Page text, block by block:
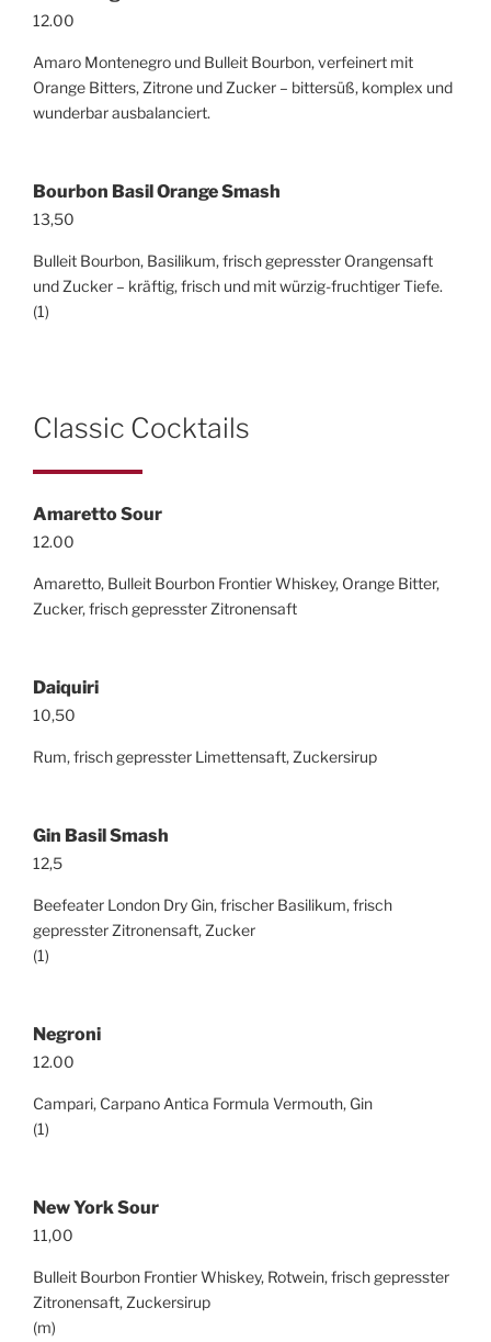
12.00
Amaro Montenegro und Bulleit Bourbon, verfeinert mit
Orange Bitters, Zitrone und Zucker – bittersüß, komplex und
wunderbar ausbalanciert.
Bourbon Basil Orange Smash
13,50
Bulleit Bourbon, Basilikum, frisch gepresster Orangensaft
und Zucker – kräftig, frisch und mit würzig-fruchtiger Tiefe.
(1)
Classic Cocktails
Amaretto Sour
12.00
Amaretto, Bulleit Bourbon Frontier Whiskey, Orange Bitter,
Zucker, frisch gepresster Zitronensaft
Daiquiri
10,50
Rum, frisch gepresster Limettensaft, Zuckersirup
Gin Basil Smash
12,5
Beefeater London Dry Gin, frischer Basilikum, frisch
gepresster Zitronensaft, Zucker
(1)
Negroni
12.00
Campari, Carpano Antica Formula Vermouth, Gin
(1)
New York Sour
11,00
Bulleit Bourbon Frontier Whiskey, Rotwein, frisch gepresster
Zitronensaft, Zuckersirup
(m)